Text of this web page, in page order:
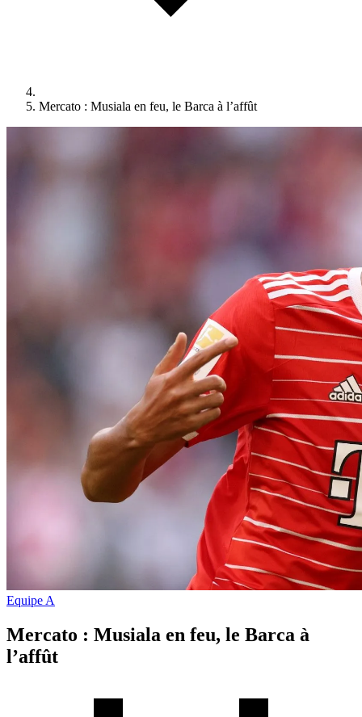
Mercato : Musiala en feu, le Barca à l’affût
Equipe A
Mercato : Musiala en feu, le Barca à
l’affût